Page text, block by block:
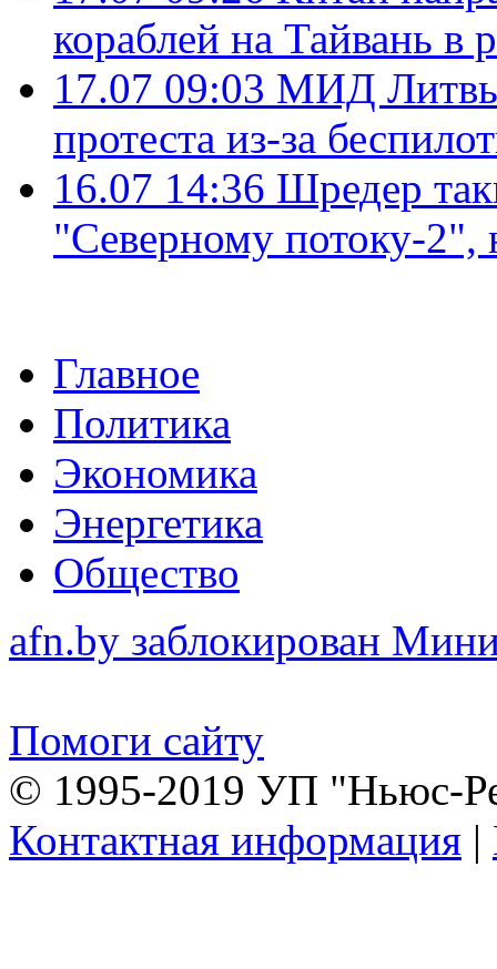
кораблей на Тайвань в
17.07 09:03 МИД Литвы
протеста из-за
16.07 14:36 Шредер
"Северному потоку-2",
Главное
Политика
Экономика
Энергетика
Общество
afn.by заблокирован
Помоги сайту
© 1995-2019 УП "Ньюс-
Контактная информация |